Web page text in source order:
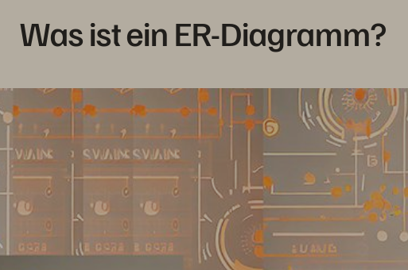
Was ist ein ER-Diagramm?